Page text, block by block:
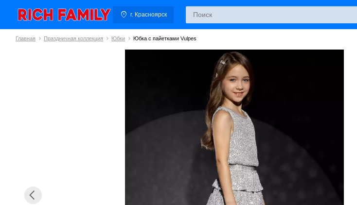
г. Красноярск
Главная Праздничная коллекция Юбки Юбка с пайетками Vulpes